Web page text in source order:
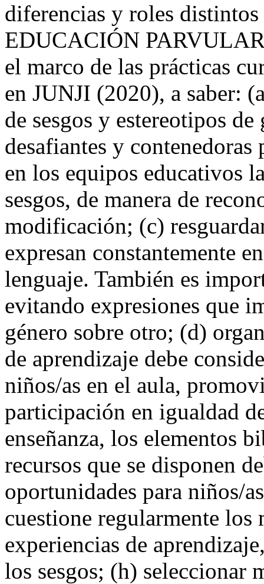
diferencias y roles
EDUCACIÓN
el marco de las prácticas
en JUNJI (2020), a saber:
de sesgos y estereotipos
desafiantes y
en los equipos educativos
sesgos, de manera de
modificación; (c)
expresan constantemente
lenguaje. También es
evitando expresiones que
género sobre otro; (d)
de aprendizaje debe
niños/as en el aula,
participación en igualdad
enseñanza, los elementos
recursos que se disponen
oportunidades para niños/
cuestione regularmente
experiencias de
los sesgos; (h) seleccionar